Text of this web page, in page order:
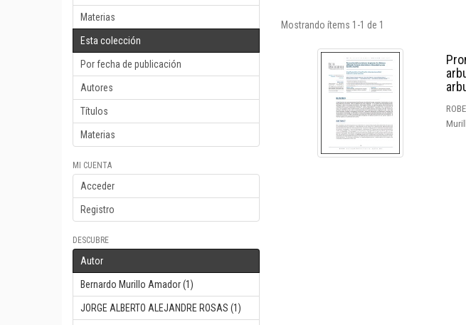
Materias
Esta colección
Por fecha de publicación
Autores
Títulos
Materias
MI CUENTA
Acceder
Registro
DESCUBRE
Autor
Bernardo Murillo Amador (1)
JORGE ALBERTO ALEJANDRE ROSAS (1)
Mostrando ítems 1-1 de 1